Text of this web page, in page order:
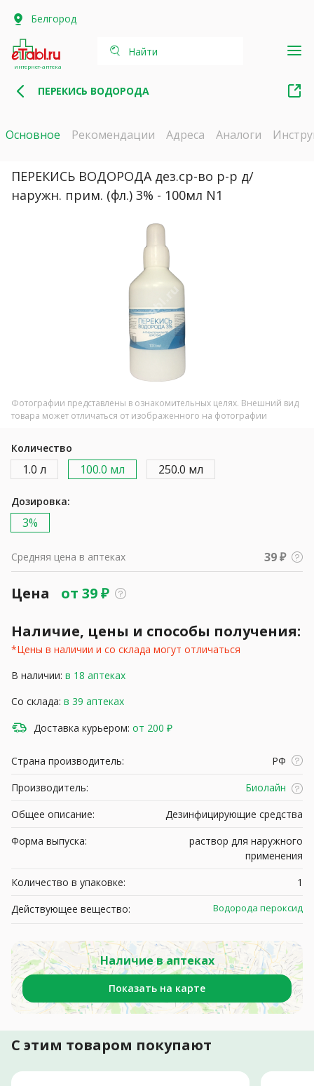
Белгород
интернет-аптека
Найти
ПЕРЕКИСЬ ВОДОРОДА
Основное Рекомендации Адреса Аналоги
ПЕРЕКИСЬ ВОДОРОДА дез.ср-во р-р д/
наружн. прим. (фл.) 3% - 100мл N1
Фотографии представлены в ознакомительных целях. Внешний вид
товара может отличаться от изображенного на фотографии
Количество
1.0 л 100.0 мл 250.0 мл
Дозировка:
3%
Средняя цена в аптеках 39 ₽
Цена от 39₽
Наличие, цены и способы получения:
*Цены в наличии и со склада могут отличаться
В наличии: в 18 аптеках
Со склада: в 39 аптеках
Доставка курьером: от 200 ₽
Страна производитель:
РФ
Производитель:
Биолайн
Общее описание:
Дезинфицирующие средства
Форма выпуска:
раствор для наружного
применения
Количество в упаковке:
1
Действующее вещество:
Водорода пероксид
Наличие в аптеках
Показать на карте
С этим товаром покупают